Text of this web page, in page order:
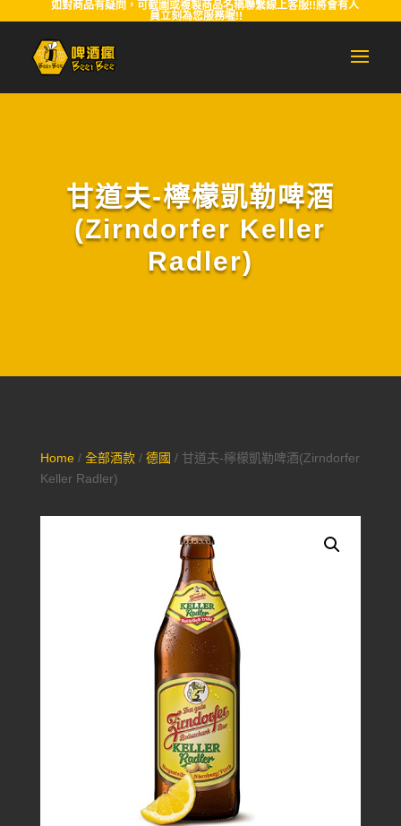
如對商品有疑問，可截圖或複製商品名稱聯繫線上客服!!將會有人
員立刻為您服務喔!!
甘道夫-檸檬凱勒啤酒
(Zirndorfer Keller
Radler)
Home/ 全部酒款/ 德國 / 甘道夫-檸檬凱勒啤酒(Zirndorfer
Keller Radler)